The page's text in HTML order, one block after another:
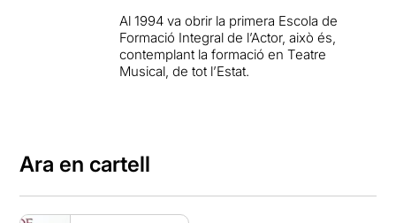
Al 1994 va obrir la primera Escola de
Formació Integral de l’Actor, això és,
contemplant la formació en Teatre
Musical, de tot l’Estat.
Ara en cartell